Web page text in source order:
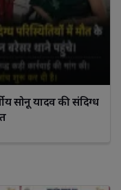
सोनू यादव की संदिग्ध